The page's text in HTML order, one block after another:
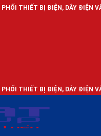
DÂY ĐIỆN VÀ ĐÈN LED
DÂY ĐIỆN VÀ ĐÈN LED